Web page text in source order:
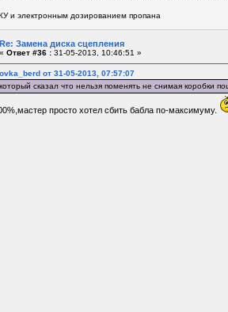
и электронным дозированием пропана
Re: Замена диска сцепления
« Ответ #36 : 31-05-2013, 10:46:51 »
от 31-05-2013, 07:57:07
сказал что нельзя поменять не снимая коробки
просто хотел сбить бабла по-максимуму.